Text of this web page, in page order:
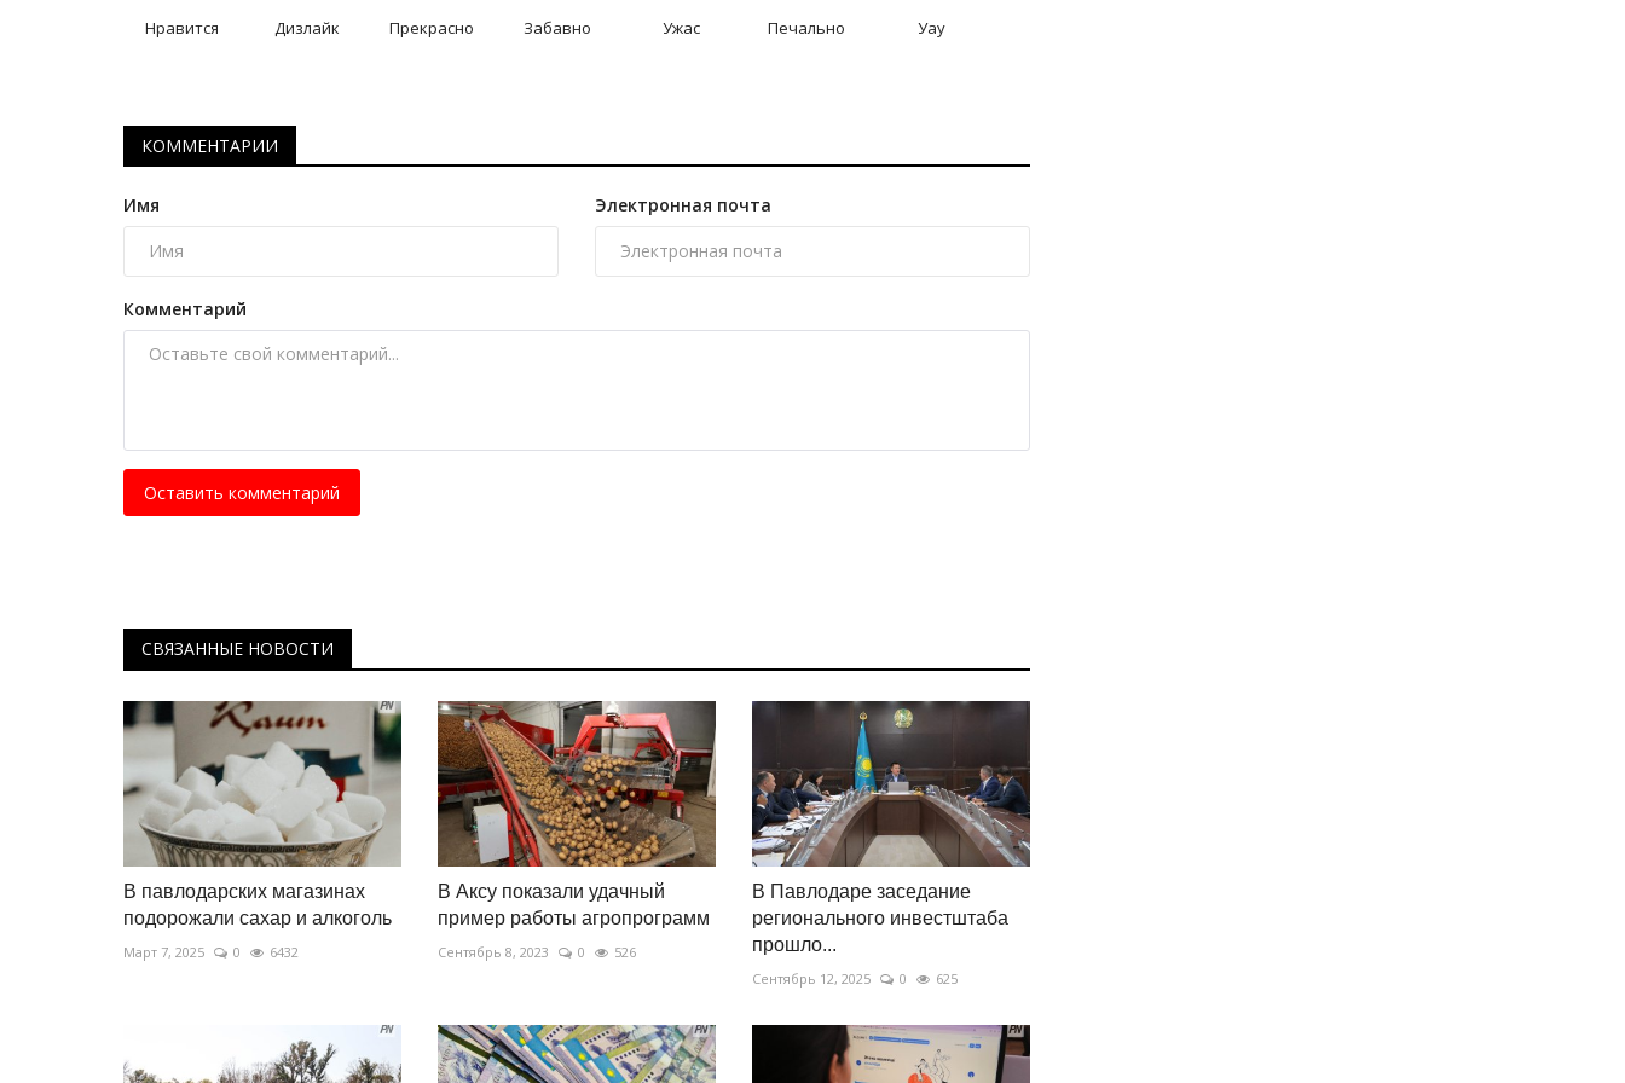
Нравится Дизлайк Прекрасно Забавно Ужас Печально Уау
КОММЕНТАРИИ
Имя Электронная почта
Комментарий
Оставить комментарий
СВЯЗАННЫЕ НОВОСТИ
В павлодарских магазинах
подорожали сахар и алкоголь
Март 7, 2025 0 6432
В Аксу показали удачный
пример работы агропрограмм
Сентябрь 8, 2023 0 526
В Павлодаре заседание
регионального инвестштаба
прошло...
Сентябрь 12, 2025 0 625